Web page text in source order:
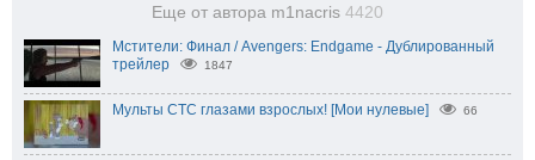
Еще от автора m1nacris 4420
Мстители: Финал / Avengers: Endgame - Дублированный
трейлер
1847
Мульты СТС глазами взрослых! [Мои нулевые] 66